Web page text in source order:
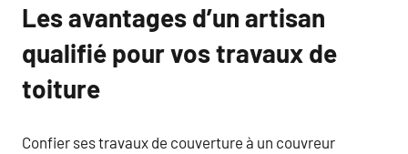
Les avantages d’un artisan
qualifié pour vos travaux de
toiture
Confier ses travaux de couverture à un couvreur